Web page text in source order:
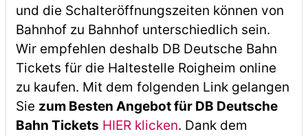
und die Schalteröffnungszeiten können von
Bahnhof zu Bahnhof unterschiedlich sein.
Wir empfehlen deshalb DB Deutsche Bahn
Tickets für die Haltestelle Roigheim online
zu kaufen. Mit dem folgenden Link gelangen
Sie zum Besten Angebot für DB Deutsche
Bahn Tickets HIER klicken. Dank dem